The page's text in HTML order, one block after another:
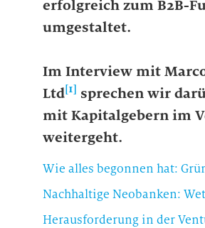
erfolgreich zum B2B-
umgestaltet.
Im Interview mit
Ltd[1] sprechen wir
mit Kapitalgebern im
weitergeht.
Wie alles begonnen hat:
Nachhaltige Neobanken:
Herausforderung in der